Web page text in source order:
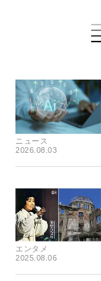
ニュース
2026.08.03
エンタメ
2025.08.06